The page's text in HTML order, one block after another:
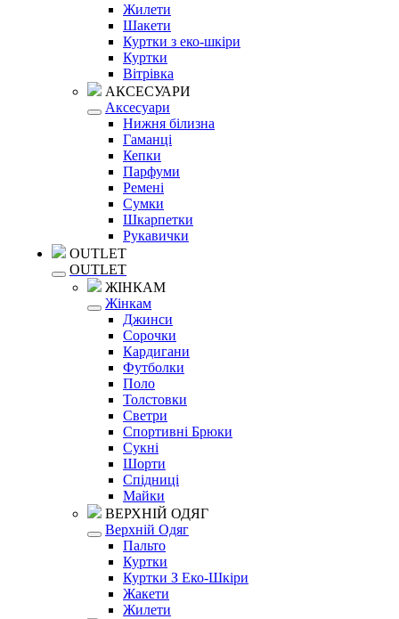
Жилети
Шакети
Куртки з еко-шкіри
Куртки
Вітрівка
АКСЕСУАРИ
Аксесуари
Нижня білизна
Гаманці
Кепки
Парфуми
Ремені
Сумки
Шкарпетки
Рукавички
OUTLET
OUTLET
ЖІНКАМ
Жінкам
Джинси
Сорочки
Кардигани
Футболки
Поло
Толстовки
Светри
Спортивні Брюки
Сукні
Шорти
Спідниці
Майки
ВЕРХНІЙ ОДЯГ
Верхній Одяг
Пальто
Куртки
Куртки З Еко-Шкіри
Жакети
Жилети